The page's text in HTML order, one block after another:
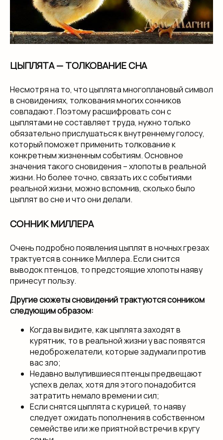
ЦЫПЛЯТА — ТОЛКОВАНИЕ СНА
Несмотря на то, что цыплята многоплановый символ
в сновидениях, толкования многих сонников
совпадают. Поэтому расшифровать сон с
цыплятами не составляет труда, нужно только
обязательно прислушаться к внутреннему голосу,
который поможет применить толкование к
конкретным жизненным событиям. Основное
значения такого сновидения – хлопоты в реальной
жизни. Но более точно, связать их с событиями
реальной жизни, можно вспомнив, сколько было
цыплят во сне и что они делали.
СОННИК МИЛЛЕРА
Очень подробно появления цыплят в ночных грезах
трактуется в соннике Миллера. Если снится
выводок птенцов, то предстоящие хлопоты наяву
принесут пользу.
Другие сюжеты сновидений трактуются сонником
следующим образом:
Когда вы видите, как цыплята заходят в
курятник, то в реальной жизни у вас появятся
недоброжелатели, которые задумали против
вас зло;
Недавно вылупившиеся птенцы предвещают
успех в делах, хотя для этого понадобится
затратить немало времени и сил;
Если снятся цыплята с курицей, то наяву
следует ожидать пополнения в собственном
семействе или же приятной встречи в кругу